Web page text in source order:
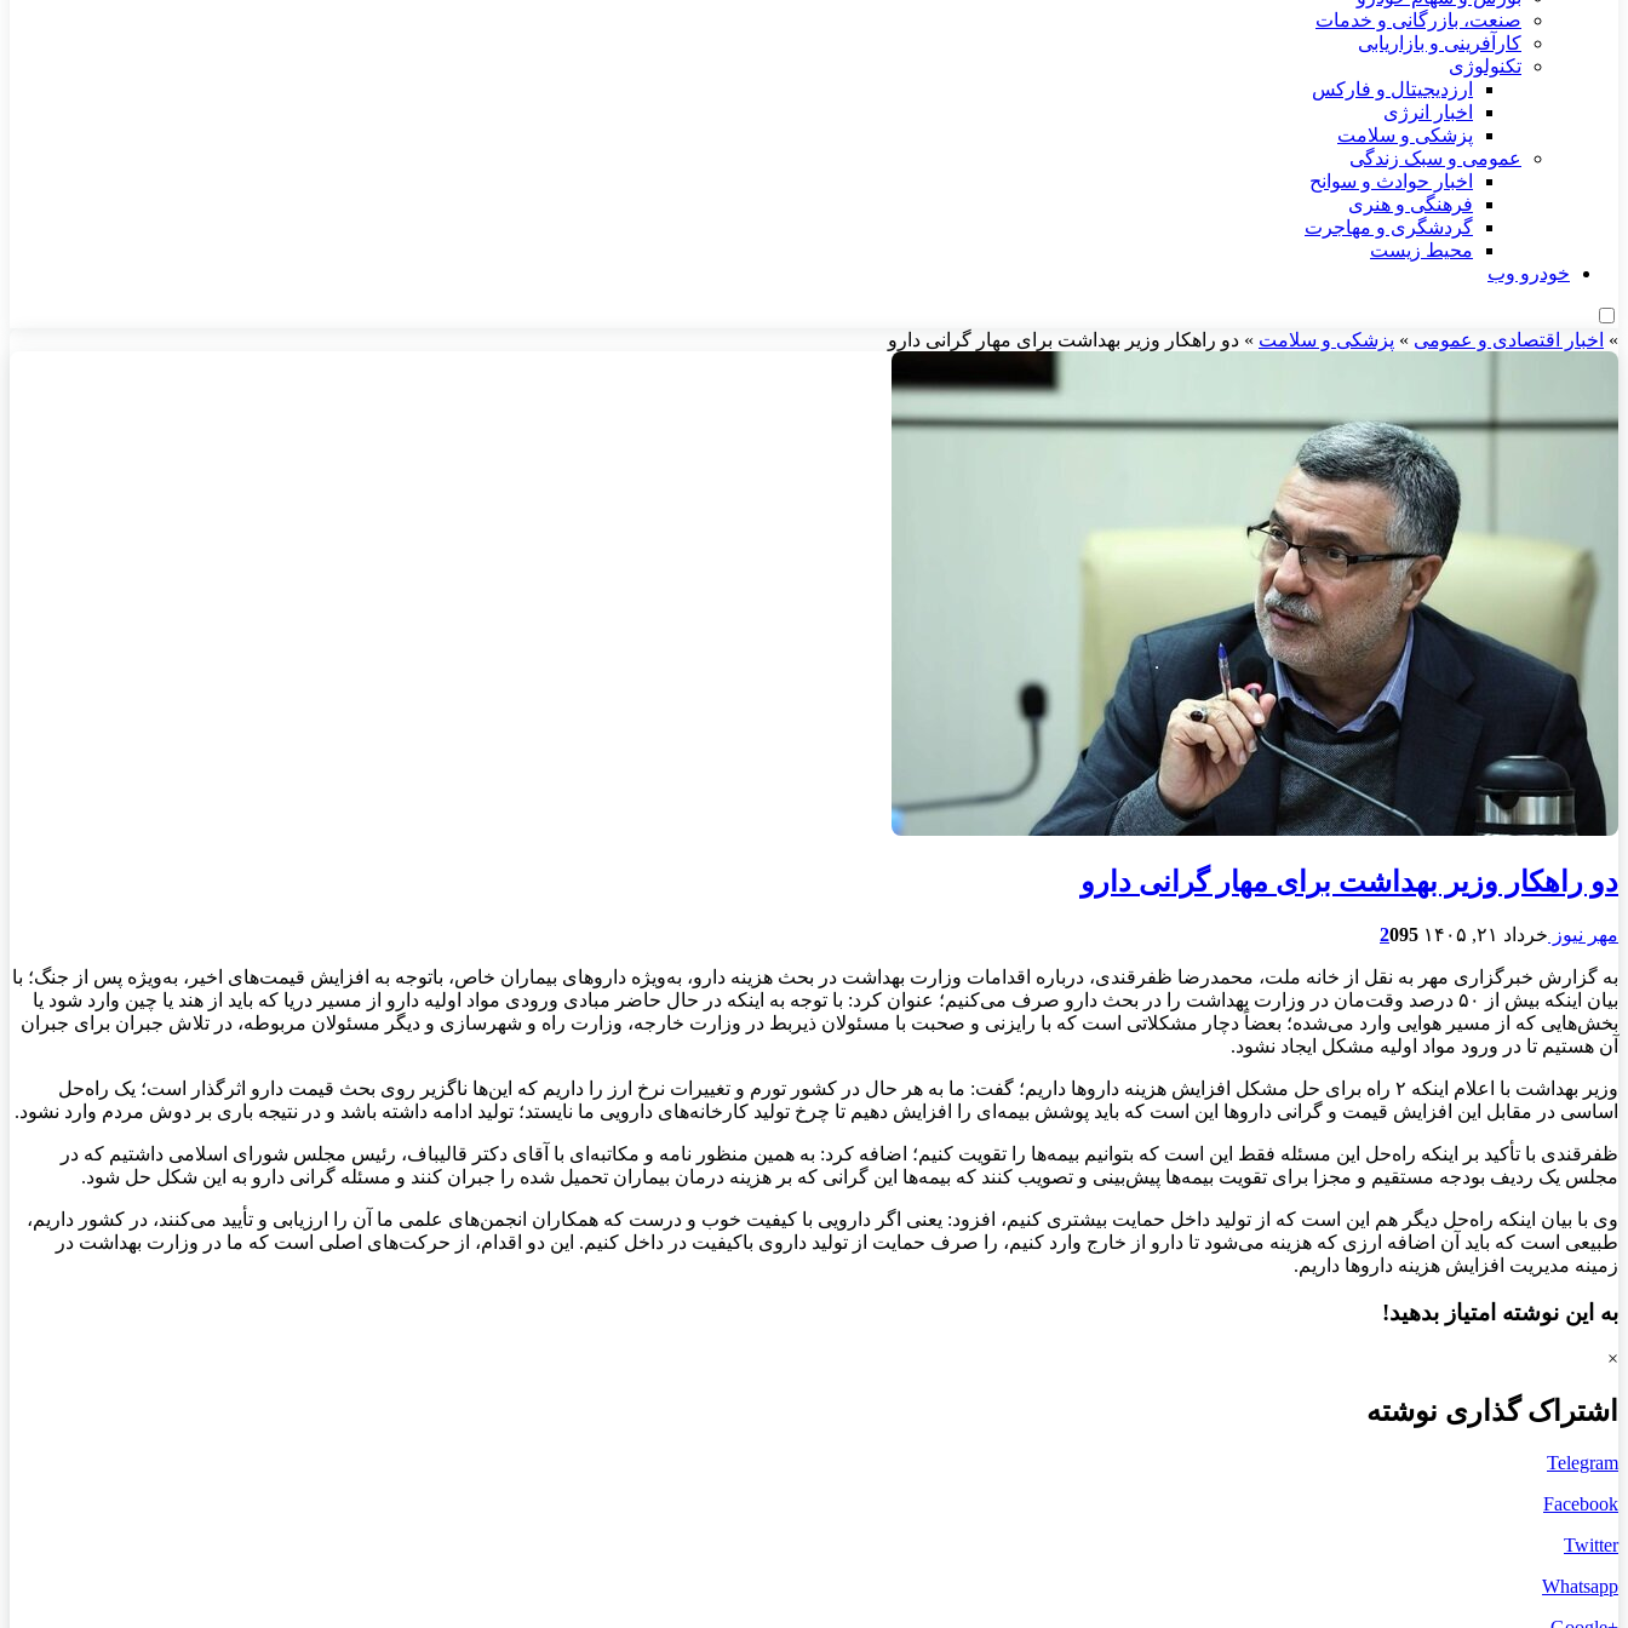
صنعت، بازرگانی و خدمات
کارآفرینی و بازاریابی
تکنولوژی
ارزدیجیتال و فارکس
اخبار انرژی
پزشکی و سلامت
عمومی و سبک زندگی
اخبار حوادث و سوانح
فرهنگی و هنری
گردشگری و مهاجرت
محیط زیست
خودرو وب
» اخبار اقتصادی و عمومی » پزشکی و سلامت » دو راهکار وزیر بهداشت برای مهار گرانی دارو
دو راهکار وزیر بهداشت برای مهار گرانی دارو
مهر نیوز خرداد ۲۱, ۱۴۰۵ 2095
به گزارش خبرگزاری مهر به نقل از خانه ملت، محمدرضا ظفرقندی، درباره اقدامات وزارت بهداشت در بحث هزینه دارو، به‌ویژه داروهای بیماران خاص، باتوجه به افزایش قیمت‌های اخیر، به‌ویژه پس از جنگ؛ با
بیان اینکه بیش از ۵۰ درصد وقت‌مان در وزارت بهداشت را در بحث دارو صرف می‌کنیم؛ عنوان کرد: با توجه به اینکه در حال حاضر مبادی ورودی مواد اولیه دارو از مسیر دریا که باید از هند یا چین وارد شود یا
بخش‌هایی که از مسیر هوایی وارد می‌شده؛ بعضاً دچار مشکلاتی است که با رایزنی و صحبت با مسئولان ذیربط در وزارت خارجه، وزارت راه و شهرسازی و دیگر مسئولان مربوطه، در تلاش جبران برای جبران
آن هستیم تا در ورود مواد اولیه مشکل ایجاد نشود.
وزیر بهداشت با اعلام اینکه ۲ راه برای حل مشکل افزایش هزینه داروها داریم؛ گفت: ما به هر حال در کشور تورم و تغییرات نرخ ارز را داریم که این‌ها ناگزیر روی بحث قیمت دارو اثرگذار است؛ یک راه‌حل
اساسی در مقابل این افزایش قیمت و گرانی داروها این است که باید پوشش بیمه‌ای را افزایش دهیم تا چرخ تولید کارخانه‌های دارویی ما نایستد؛ تولید ادامه داشته باشد و در نتیجه باری بر دوش مردم وارد نشود.
ظفرقندی با تأکید بر اینکه راه‌حل این مسئله فقط این است که بتوانیم بیمه‌ها را تقویت کنیم؛ اضافه کرد: به همین منظور نامه و مکاتبه‌ای با آقای دکتر قالیباف، رئیس مجلس شورای اسلامی داشتیم که در
مجلس یک ردیف بودجه مستقیم و مجزا برای تقویت بیمه‌ها پیش‌بینی و تصویب کنند که بیمه‌ها این گرانی که بر هزینه درمان بیماران تحمیل شده را جبران کنند و مسئله گرانی دارو به این شکل حل شود.
وی با بیان اینکه راه‌حل دیگر هم این است که از تولید داخل حمایت بیشتری کنیم، افزود: یعنی اگر دارویی با کیفیت خوب و درست که همکاران انجمن‌های علمی ما آن را ارزیابی و تأیید می‌کنند، در کشور داریم،
طبیعی است که باید آن اضافه ارزی که هزینه می‌شود تا دارو از خارج وارد کنیم، را صرف حمایت از تولید داروی باکیفیت در داخل کنیم. این دو اقدام، از حرکت‌های اصلی است که ما در وزارت بهداشت در
زمینه مدیریت افزایش هزینه داروها داریم.
به این نوشته امتیاز بدهید!
×
اشتراک گذاری نوشته
Telegram
Facebook
Twitter
Whatsapp